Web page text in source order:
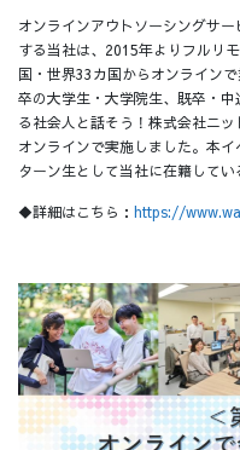
オンラインアウトソーシングサ
する当社は、2015年よりフルリ
国・世界33カ国からオンライン
卒の大学生・大学院生、既卒・
る社会人と話そう！株式会社ニ
オンラインで実施しました。本
ターン生として当社に在籍して
◆詳細はこちら： https://